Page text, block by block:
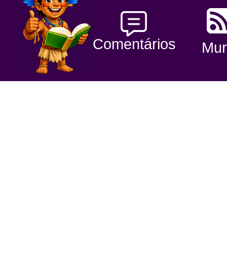
Comentários